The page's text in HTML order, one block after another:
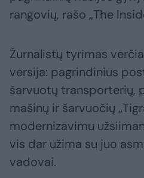
rangovių, rašo „The
Žurnalistų tyrimas
versija: pagrindinius
šarvuotų transporterių,
mašinų ir šarvuočių
modernizavimu
vis dar užima su juo
vadovai.